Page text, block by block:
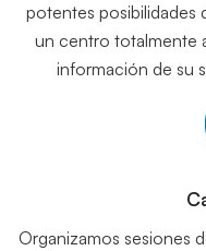
potentes posibilidades
un centro totalmente
información de su
Organizamos sesiones